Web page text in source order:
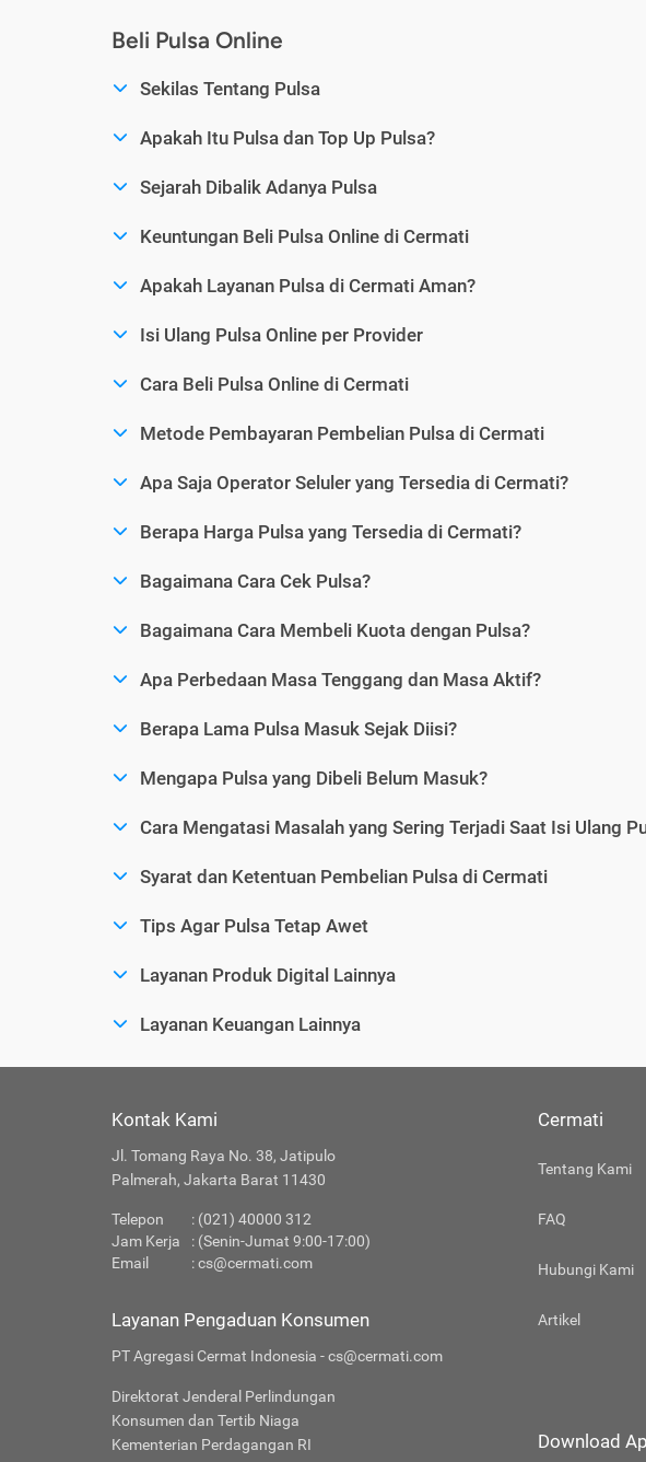
Beli Pulsa Online
Sekilas Tentang Pulsa
Apakah Itu Pulsa dan Top Up Pulsa?
Sejarah Dibalik Adanya Pulsa
Keuntungan Beli Pulsa Online di Cermati
Apakah Layanan Pulsa di Cermati Aman?
Isi Ulang Pulsa Online per Provider
Cara Beli Pulsa Online di Cermati
Metode Pembayaran Pembelian Pulsa di Cermati
Apa Saja Operator Seluler yang Tersedia di Cermati?
Berapa Harga Pulsa yang Tersedia di Cermati?
Bagaimana Cara Cek Pulsa?
Bagaimana Cara Membeli Kuota dengan Pulsa?
Apa Perbedaan Masa Tenggang dan Masa Aktif?
Berapa Lama Pulsa Masuk Sejak Diisi?
Mengapa Pulsa yang Dibeli Belum Masuk?
Cara Mengatasi Masalah yang Sering Terjadi Saat Isi Ulang
Syarat dan Ketentuan Pembelian Pulsa di Cermati
Tips Agar Pulsa Tetap Awet
Layanan Produk Digital Lainnya
Layanan Keuangan Lainnya
Kontak Kami
Jl. Tomang Raya No. 38, Jatipulo
Palmerah, Jakarta Barat 11430
Telepon
: (021) 40000 312
Jam Kerja
: (Senin-Jumat 9:00-17:00)
Email
:cs@cermati.com
Layanan Pengaduan Konsumen
PT Agregasi Cermat Indonesia - cs@cermati.com
Direktorat Jenderal Perlindungan
Konsumen dan Tertib Niaga
Kementerian Perdagangan RI
Cermati
Tentang Kami
FAQ
Hubungi Kami
Artikel
Download